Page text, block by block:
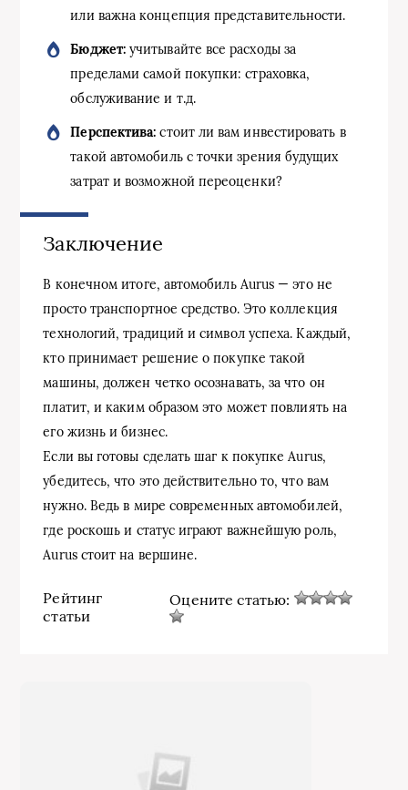
или важна концепция представительности.
Бюджет:учитывайте все расходы за
пределами самой покупки: страховка,
обслуживание и т.д.
Перспектива: стоит ли вам инвестировать в
такой автомобиль с точки зрения будущих
затрат и возможной переоценки?
Заключение
В конечном итоге, автомобиль Aurus — это не
просто транспортное средство. Это коллекция
технологий, традиций и символ успеха. Каждый,
кто принимает решение о покупке такой
машины, должен четко осознавать, за что он
платит, и каким образом это может повлиять на
его жизнь и бизнес.
Если вы готовы сделать шаг к покупке Aurus,
убедитесь, что это действительно то, что вам
нужно. Ведь в мире современных автомобилей,
где роскошь и статус играют важнейшую роль,
Aurus стоит на вершине.
Рейтинг
статьи
Оцените статью: